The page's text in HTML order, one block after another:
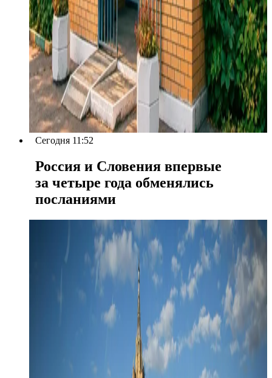
Сегодня 11:52
Россия и Словения впервые
за четыре года обменялись
посланиями